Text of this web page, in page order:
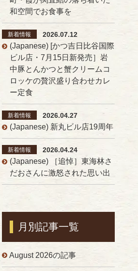
和空間でお食事を
新着情報 2026.07.12
(Japanese) [かつ吉日比谷国際
ビル店・7月15日新発売］岩
中豚とんかつと蟹クリームコ
ロッケの贅沢盛り合わせカレ
ー定食
新着情報 2026.04.27
(Japanese) 新丸ビル店19周年
新着情報 2026.04.24
(Japanese) ［追悼］東海林さ
だおさんに激怒された思い出
月別記事一覧
August 2026の記事